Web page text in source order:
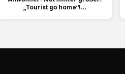
„Tourist go home“!...